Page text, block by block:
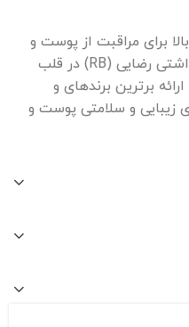
برای مراقبت از پوست و
مو هستید؟ کمپانی آرایشی و بهداشتی رضایی (RB) در قلب
برترین برندهای و
زیبایی و سلامتی پوست و